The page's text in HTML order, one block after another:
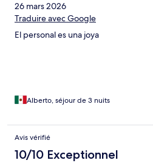
26 mars 2026
Traduire avec Google
El personal es una joya
Alberto, séjour de 3 nuits
Avis vérifié
10/10 Exceptionnel